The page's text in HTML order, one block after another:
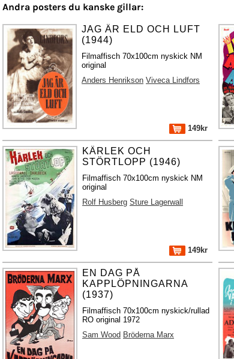
Andra posters du kanske gillar:
JAG ÄR ELD OCH LUFT
(1944)
Filmaffisch 70x100cm nyskick NM
original
Anders Henrikson Viveca Lindfors
149kr
KÄRLEK OCH
STÖRTLOPP (1946)
Filmaffisch 70x100cm nyskick NM
original
Rolf Husberg Sture Lagerwall
149kr
EN DAG PÅ
KAPPLÖPNINGARNA
(1937)
Filmaffisch 70x100cm nyskick/rullad
RO original 1972
Sam Wood Bröderna Marx